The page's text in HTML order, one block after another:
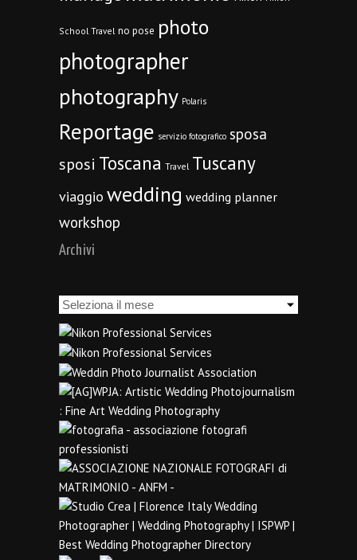
School Travel no pose photo
photographer
photography Polaris
Reportage servizio fotografico sposa
sposi Toscana Travel Tuscany
viaggio wedding wedding planner
workshop
Archivi
Archivi